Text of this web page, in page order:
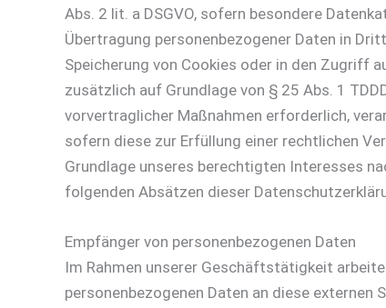
Abs. 2 lit. a DSGVO, sofern besondere
Übertragung personenbezogener Daten in
Speicherung von Cookies oder in den Zugriff
zusätzlich auf Grundlage von § 25 Abs. 1
vorvertraglicher Maßnahmen erforderlich,
sofern diese zur Erfüllung einer rechtlichen
Grundlage unseres berechtigten Interesses
folgenden Absätzen dieser
Empfänger von personenbezogenen Daten
Im Rahmen unserer Geschäftstätigkeit
personenbezogenen Daten an diese externen